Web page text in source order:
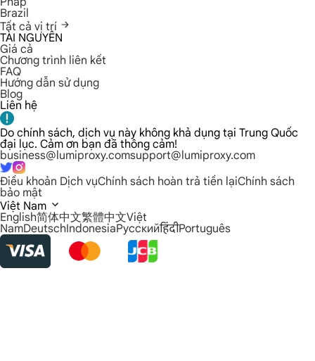
Brazil
Tất cả vị trí
TÀI NGUYÊN
Giá cả
Chương trình liên kết
FAQ
Hướng dẫn sử dụng
Blog
Liên hệ
Do chính sách, dịch vụ này không khả dụng tại Trung Quốc
đại lục. Cảm ơn bạn đã thông cảm!
business@lumiproxy.comsupport@lumiproxy.com
Điều khoản Dịch vụChính sách hoàn trả tiền lạiChính sách
bảo mật
Việt Nam
English简体中文繁體中文Việt
NamDeutschIndonesiaРусскийहिंदीPortuguês